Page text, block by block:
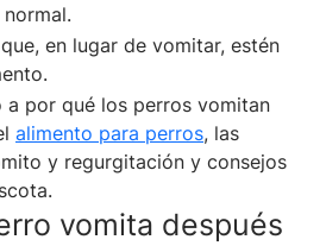
en lugar de vomitar, estén
a por qué los perros vomitan
alimento para perros, las
y regurgitación y consejos
vomita después